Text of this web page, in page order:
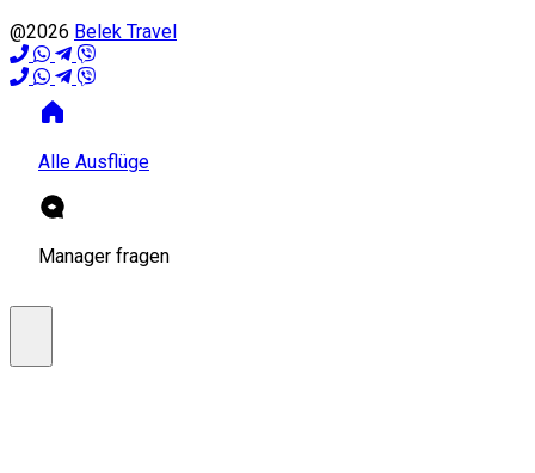
@2026 Belek Travel
Alle Ausflüge
Manager fragen